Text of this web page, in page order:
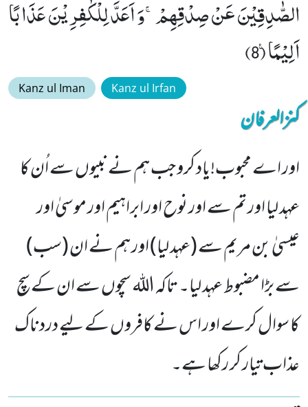
الصّٰدِقِیْنَ عَنْ صِدْقِهِمْۚ-وَ اَعَدَّ لِلْكٰفِرِیْنَ عَذَابًا
اَلِیْمًا۠ (8)
Kanz ul Iman Kanz ul Irfan
کنزالعرفان
اور اے محبوب!یاد کرو جب ہم نے نبیوں سے اُن کا
عہد لیا اور تم سے اور نوح اور ابراہیم اور موسیٰ اور
عیسیٰ بن مریم سے (عہد لیا) اور ہم نے ان (سب)
سے بڑا مضبوط عہد لیا۔ تاکہ الله سچوں سے ان کے سچ
کا سوال کرے اور اس نے کافروں کے لیے دردناک
عذاب تیار کر رکھا ہے۔